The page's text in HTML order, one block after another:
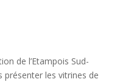
de l’Etampois Sud-
présenter les vitrines de